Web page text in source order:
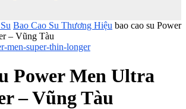
Bao Cao Su Thương Hiệu bao cao su Power
– Vũng Tàu
Power Men Ultra
– Vũng Tàu